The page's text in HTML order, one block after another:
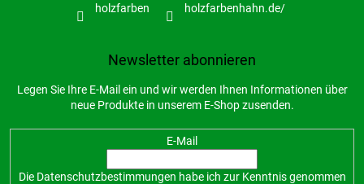
holzfarben holzfarbenhahn.de/
Newsletter abonnieren
Legen Sie Ihre E-Mail ein und wir werden Ihnen Informationen über
neue Produkte in unserem E-Shop zusenden.
E-Mail
Die Datenschutzbestimmungen habe ich zur Kenntnis genommen